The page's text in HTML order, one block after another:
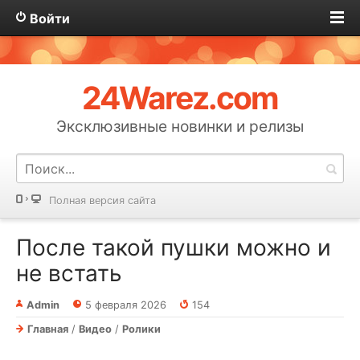
Войти
24Warez.com
Эксклюзивные новинки и релизы
Полная версия сайта
После такой пушки можно и
не встать⁠⁠
Admin 5 февраля 2026
154
Главная / Видео / Ролики